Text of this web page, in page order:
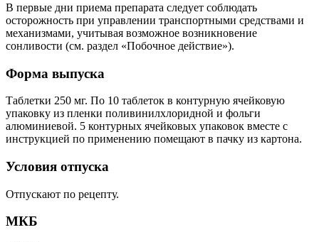
В первые дни приема препарата следует соблюдать
осторожность при управлении транспортными средствами и
механизмами, учитывая возможное возникновение
сонливости (см. раздел «Побочное действие»).
Форма выпуска
Таблетки 250 мг. По 10 таблеток в контурную ячейковую
упаковку из пленки поливинилхлоридной и фольги
алюминиевой. 5 контурных ячейковых упаковок вместе с
инструкцией по применению помещают в пачку из картона.
Условия отпуска
Отпускают по рецепту.
МКБ